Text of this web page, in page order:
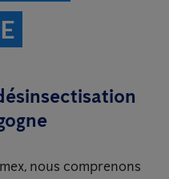
nous comprenons